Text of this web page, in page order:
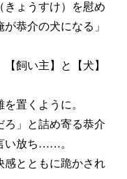
きょうすけ）を慰め
恭介の犬になる」
飼い主】と【犬】
置くように。
ろ」と詰め寄る恭介
い放ち……。
感とともに跪かされ